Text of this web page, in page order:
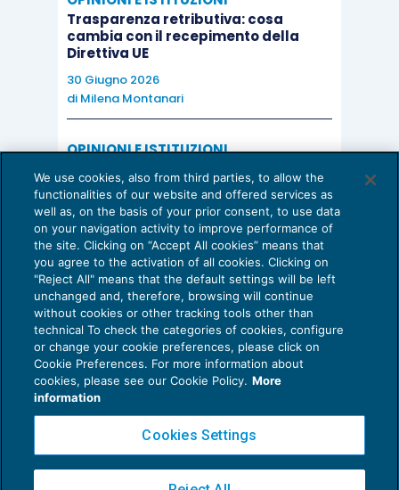
Trasparenza retributiva: cosa
cambia con il recepimento della
Direttiva UE
30 Giugno 2026
di Milena Montanari
OPINIONI E ISTITUZIONI
Valorizzare il potenziale dello Studio:
una riflessione sul futuro della
consulenza del lavoro
15 Giugno 2026
di Milena Montanari
Privacy Policy
Cookie Policy
Copyright 2016 ©Gruppo Euroconference S.p.A.v2.32.1
We use cookies, also from third parties, to allow the
functionalities of our website and offered services as
well as, on the basis of your prior consent, to use data
on your navigation activity to improve performance of
the site. Clicking on “Accept All cookies” means that
you agree to the activation of all cookies. Clicking on
"Reject All" means that the default settings will be left
unchanged and, therefore, browsing will continue
without cookies or other tracking tools other than
technical To check the categories of cookies, configure
or change your cookie preferences, please click on
Cookie Preferences. For more information about
cookies, please see our Cookie Policy. More
information
Cookies Settings